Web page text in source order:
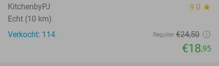
KitchenbyPJ 9.0 star
Echt (10 km)
Verkocht: 114
Regulier €24,50
€18,95